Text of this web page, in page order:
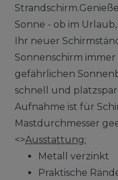
Sonne - ob im
Ihr neuer
Sonnenschirm
gefährlichen
schnell und
Aufnahme ist für
Mastdurchmesser
<>Ausstattung:
Metall verzinkt
Praktische